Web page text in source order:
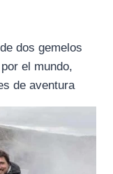
dos gemelos
el mundo,
de aventura